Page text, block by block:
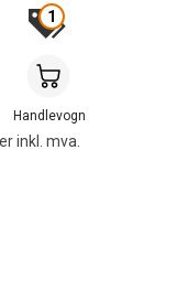
inkl. mva.
Handlevogn
1